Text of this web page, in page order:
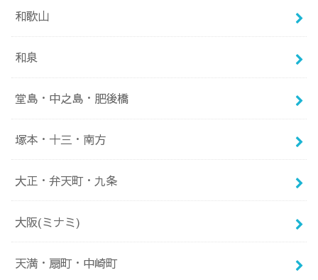
和歌山
和泉
堂島・中之島・肥後橋
塚本・十三・南方
大正・弁天町・九条
大阪(ミナミ)
天満・扇町・中崎町